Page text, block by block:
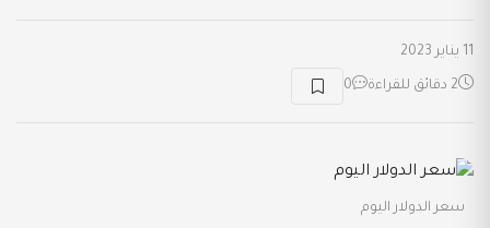
11 يناير 2023
2 دقائق للقراءة 0
سعر الدولار اليوم